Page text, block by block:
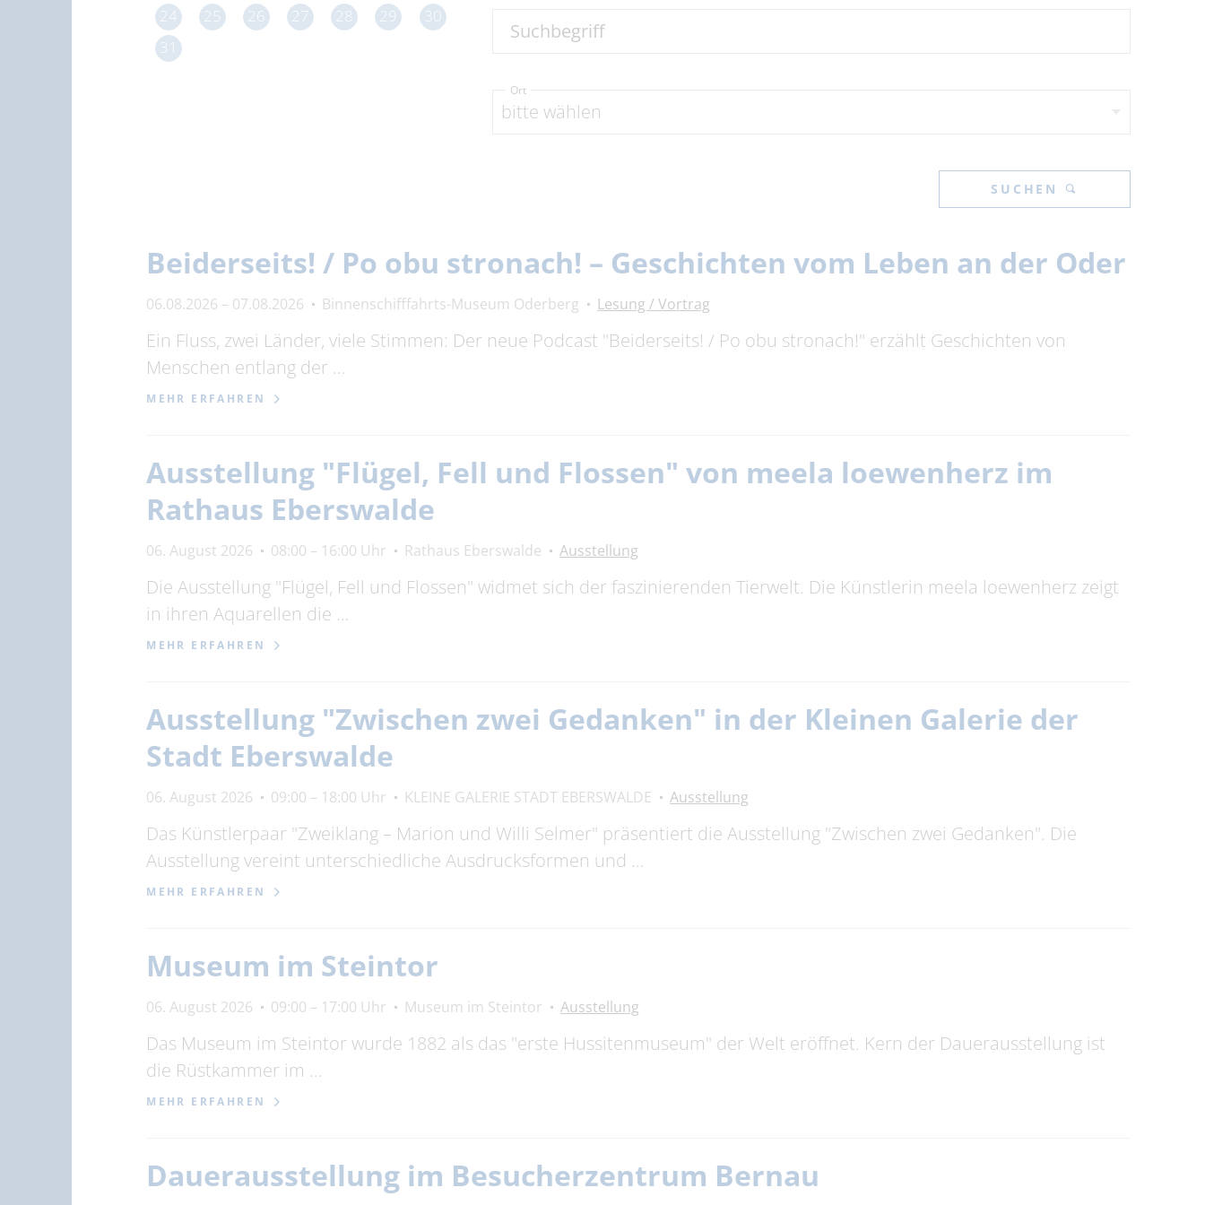
24 25 26 27 28 29
30
31
Suchbegriff
bitte wählen
Ort
SUCHEN
Beiderseits! / Po obu stronach! – Geschichten vom Leben an der Oder
06.08.2026 – 07.08.2026 Binnenschifffahrts-Museum Oderberg Lesung / Vortrag
Ein Fluss, zwei Länder, viele Stimmen: Der neue Podcast "Beiderseits! / Po obu stronach!" erzählt Geschichten von
Menschen entlang der …
MEHR ERFAHREN
Ausstellung "Flügel, Fell und Flossen" von meela loewenherz im
Rathaus Eberswalde
06. August 2026 08:00 – 16:00 Uhr Rathaus Eberswalde Ausstellung
Die Ausstellung "Flügel, Fell und Flossen" widmet sich der faszinierenden Tierwelt. Die Künstlerin meela loewenherz zeigt
in ihren Aquarellen die …
MEHR ERFAHREN
Ausstellung "Zwischen zwei Gedanken" in der Kleinen Galerie der
Stadt Eberswalde
06. August 2026 09:00 – 18:00 Uhr KLEINE GALERIE STADT EBERSWALDE Ausstellung
Das Künstlerpaar "Zweiklang – Marion und Willi Selmer" präsentiert die Ausstellung "Zwischen zwei Gedanken". Die
Ausstellung vereint unterschiedliche Ausdrucksformen und …
MEHR ERFAHREN
Museum im Steintor
06. August 2026 09:00 – 17:00 Uhr Museum im Steintor Ausstellung
Das Museum im Steintor wurde 1882 als das "erste Hussitenmuseum" der Welt eröffnet. Kern der Dauerausstellung ist
die Rüstkammer im …
MEHR ERFAHREN
Dauerausstellung im Besucherzentrum Bernau